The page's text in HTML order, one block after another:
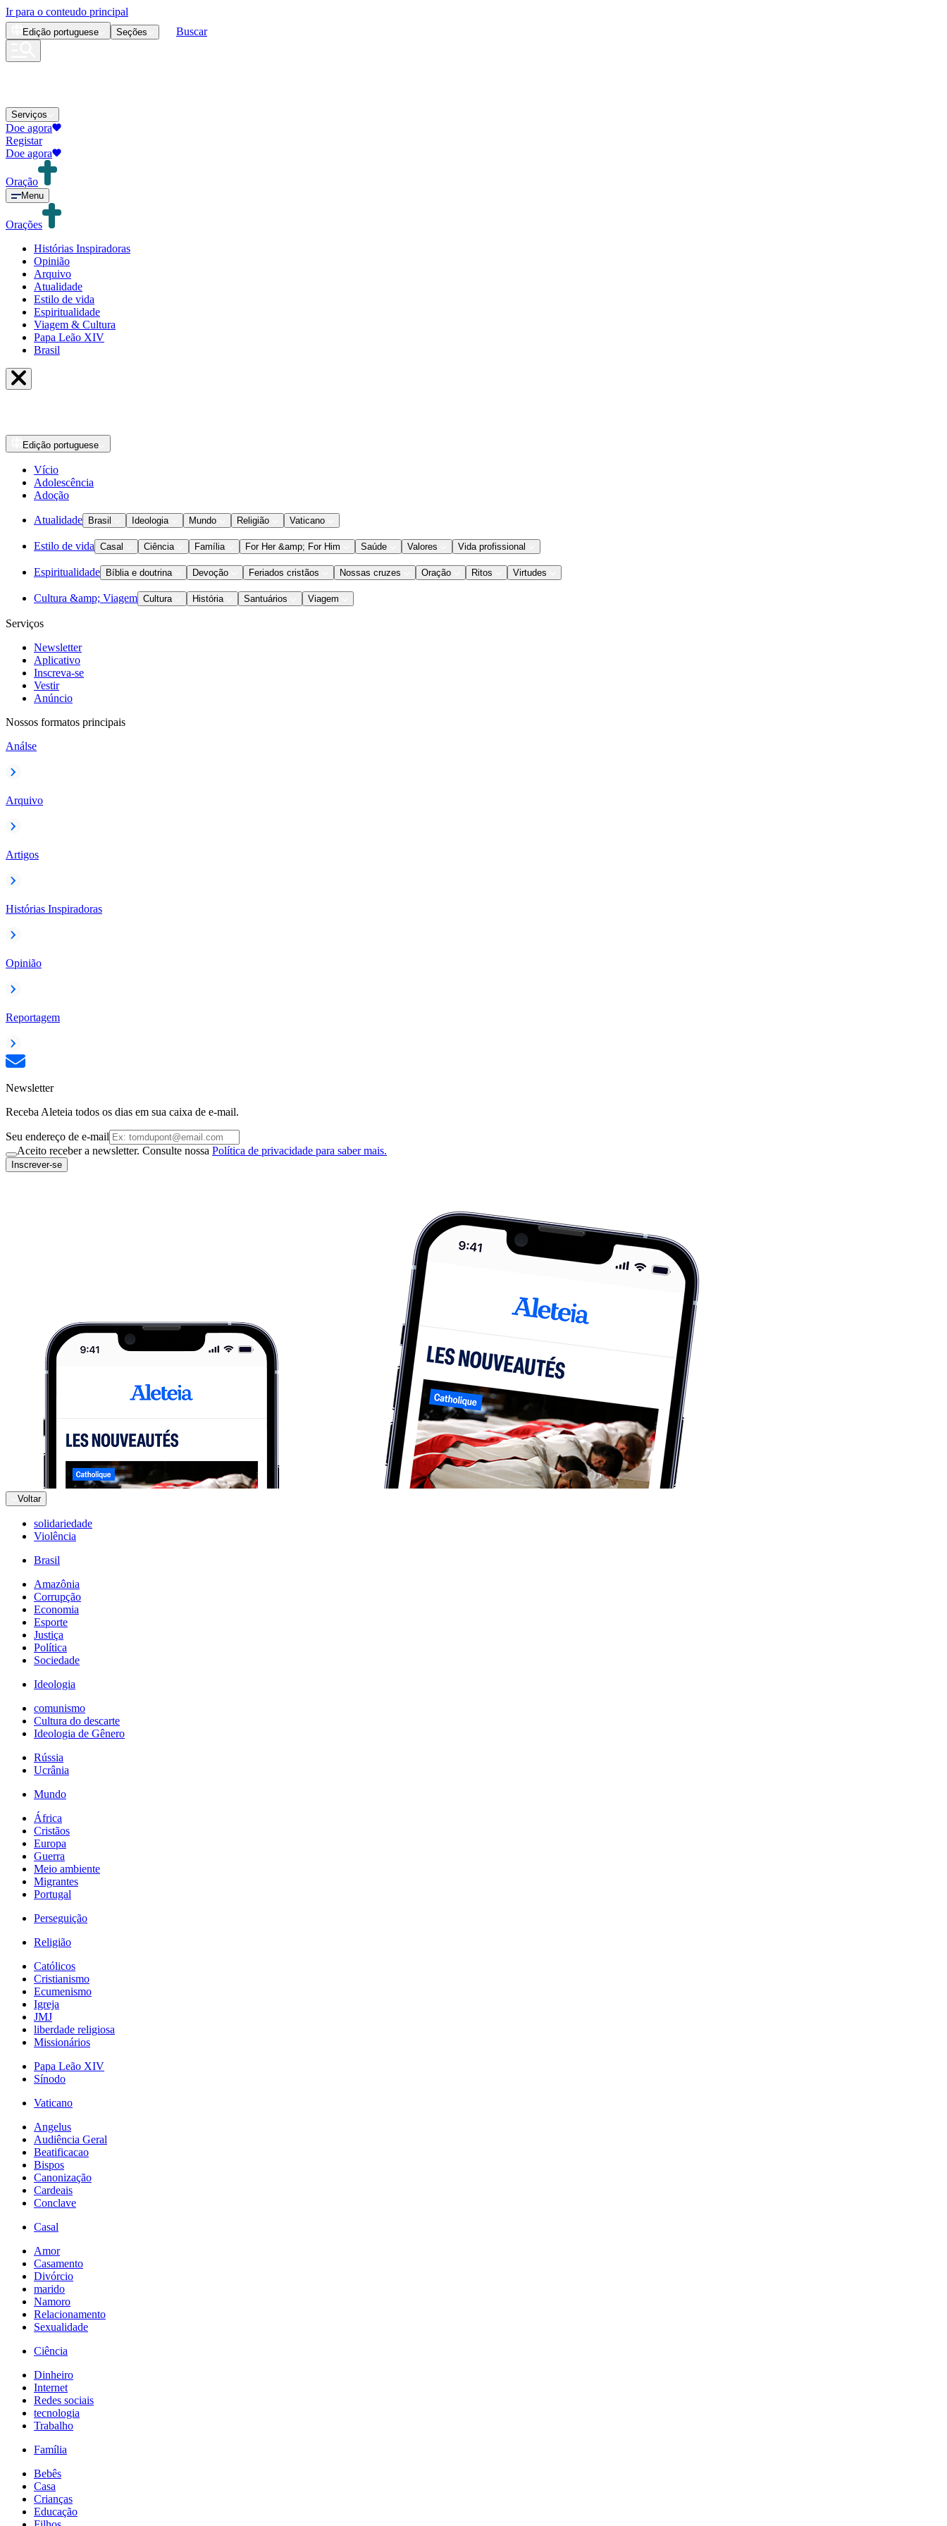
Ir para o conteudo principal
Edição portuguese Seções Buscar
Serviços
Doe agora
Registar
Doe agora
Oração
Menu
Orações
Histórias Inspiradoras
Opinião
Arquivo
Atualidade
Estilo de vida
Espiritualidade
Viagem & Cultura
Papa Leão XIV
Brasil
Edição portuguese
Vício
Adolescência
Adoção
Atualidade Brasil Ideologia Mundo Religião Vaticano
Estilo de vida Casal Ciência Família For Her &amp; For Him Saúde Valores Vida profissional
Espiritualidade Bíblia e doutrina Devoção Feriados cristãos Nossas cruzes Oração Ritos Virtudes
Cultura &amp; Viagem Cultura História Santuários Viagem
Serviços
Newsletter
Aplicativo
Inscreva-se
Vestir
Anúncio
Nossos formatos principais
Análse
Arquivo
Artigos
Histórias Inspiradoras
Opinião
Reportagem
Newsletter
Receba Aleteia todos os dias em sua caixa de e-mail.
Seu endereço de e-mail
Aceito receber a newsletter. Consulte nossa Política de privacidade para saber mais.
Inscrever-se
Voltar
solidariedade
Violência
Brasil
Amazônia
Corrupção
Economia
Esporte
Justiça
Política
Sociedade
Ideologia
comunismo
Cultura do descarte
Ideologia de Gênero
Rússia
Ucrânia
Mundo
África
Cristãos
Europa
Guerra
Meio ambiente
Migrantes
Portugal
Perseguição
Religião
Católicos
Cristianismo
Ecumenismo
Igreja
JMJ
liberdade religiosa
Missionários
Papa Leão XIV
Sínodo
Vaticano
Angelus
Audiência Geral
Beatificacao
Bispos
Canonização
Cardeais
Conclave
Casal
Amor
Casamento
Divórcio
marido
Namoro
Relacionamento
Sexualidade
Ciência
Dinheiro
Internet
Redes sociais
tecnologia
Trabalho
Família
Bebês
Casa
Crianças
Educação